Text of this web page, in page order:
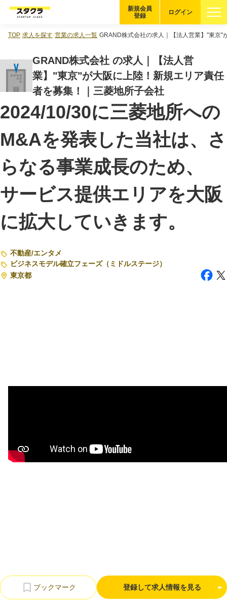
企業を探す
適性診断
スタクラが選ばれる理由
スタートアップ厳選の仕組み
紹介する企業について
登録者の転職・副業実績
Startup Magazine
注目スタートアップ
イベント・セミナー
法人向け資料ダウンロード
/採用検討企業様へ
ログイン
新規会員
登録
TOP 求人を探す 営業の求人一覧 GRAND株式会社の求人｜【法人営業】"東京"
GRAND株式会社 の求人｜【法人営
業】"東京"が大阪に上陸！新規エリア責任
者を募集！｜三菱地所子会社
2024/10/30に三菱地所への
M&Aを発表した当社は、さ
らなる事業成長のため、
サービス提供エリアを大阪
に拡大していきます。
不動産/エンタメ
ビジネスモデル確立フェーズ（ミドルステージ）
東京都
登録して求人情報を見る